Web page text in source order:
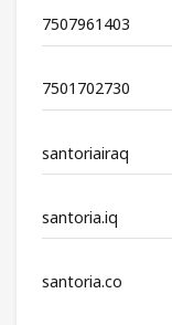
7507961403
7501702730
santoriairaq
santoria.iq
santoria.co